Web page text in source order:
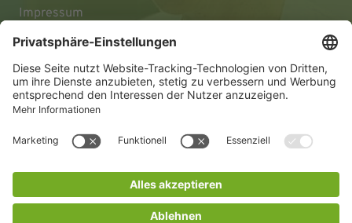
Impressum
Datenschutz
Barrierefreiheitserklärung
© 2026 KLINIKEN DR. ERLER